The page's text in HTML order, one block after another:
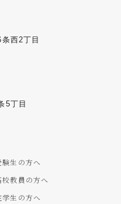
西2丁目
5丁目
験生の方へ
校教員の方へ
学生の方へ